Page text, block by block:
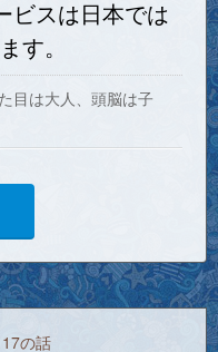
ビスは日本では
す。
目は大人、頭脳は子
の話